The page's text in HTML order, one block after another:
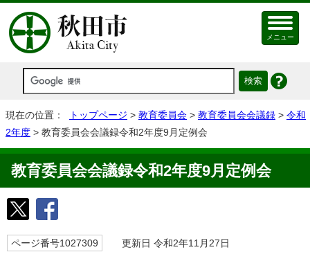
メニュー
現在の位置： トップページ > 教育委員会 > 教育委員会会議録 > 令和
2年度 > 教育委員会会議録令和2年度9月定例会
教育委員会会議録令和2年度9月定例会
ページ番号1027309 更新日 令和2年11月27日